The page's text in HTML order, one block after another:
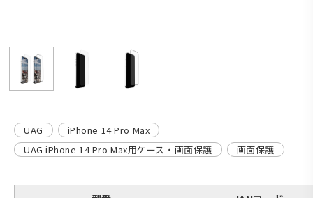
UAG
iPhone 14 Pro Max
UAG iPhone 14 Pro Max用ケース・画面保護
画面保護